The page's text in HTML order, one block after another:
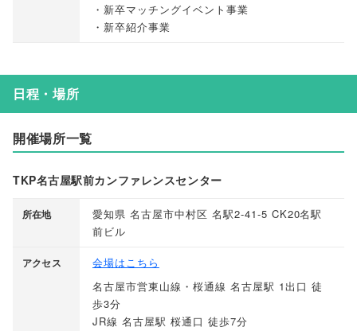
・新卒マッチングイベント事業
・新卒紹介事業
日程・場所
開催場所一覧
TKP名古屋駅前カンファレンスセンター
所在地
愛知県 名古屋市中村区 名駅2-41-5 CK20名駅
前ビル
アクセス
会場はこちら
名古屋市営東山線・桜通線 名古屋駅 1出口 徒
歩3分
JR線 名古屋駅 桜通口 徒歩7分